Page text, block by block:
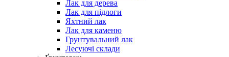
Лак для дерева
Лак для підлоги
Яхтний лак
Лак для каменю
Грунтувальний лак
Лесуючі склади